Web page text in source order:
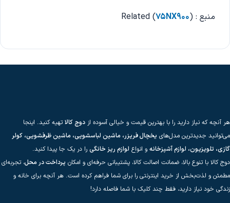
منبع : Related ( 75NX900)
هر آنچه که نیاز دارید را با بهترین قیمت و خیالی آسوده از دوج کالاتهیه کنید. اینجا
می‌توانید جدیدترین مدل‌های یخچال فریزر، ماشین لباسشویی، ماشین ظرفشویی، کولر
گازی، تلویزیون، لوازم آشپزخانه و انواع لوازم ریز خانگی را در یک جا پیدا کنید.
دوج کالا با تنوع بالا، ضمانت اصالت کالا، پشتیبانی حرفه‌ای و امکان پرداخت در محل، تجربه‌ای
مطمئن و لذت‌بخش از خرید اینترنتی را برای شما فراهم کرده است. هر آنچه برای خانه و
زندگی خود نیاز دارید، فقط چند کلیک با شما فاصله دارد!